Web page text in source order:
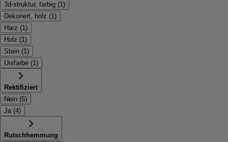
3d-struktur, farbig (1)
Dekoriert, holz (1)
Harz (1)
Holz (1)
Stein (1)
Unifarbe (1)
Rektifiziert
Nein (5)
Ja (4)
Rutschhemmung